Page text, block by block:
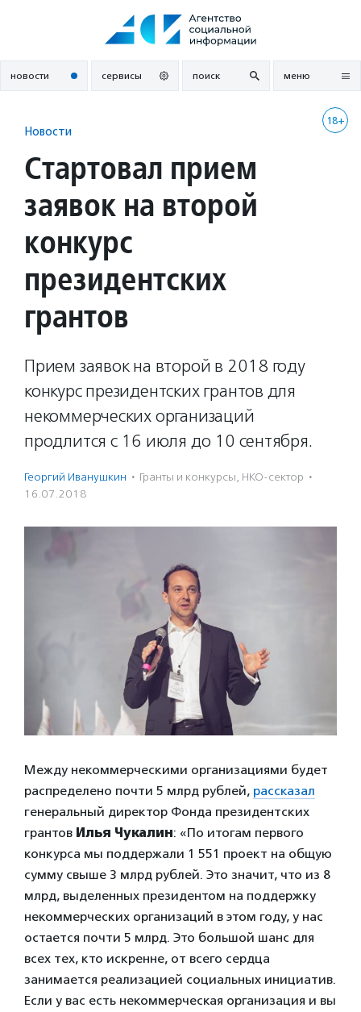
новости сервисы поиск меню
18+
Новости
Стартовал прием
заявок на второй
конкурс
президентских
грантов
Прием заявок на второй в 2018 году
конкурс президентских грантов для
некоммерческих организаций
продлится с 16 июля до 10 сентября.
Георгий Иванушкин · Гранты и конкурсы, НКО-сектор ·
16.07.2018
Между некоммерческими организациями будет
распределено почти 5 млрд рублей, рассказал
генеральный директор Фонда президентских
грантов Илья Чукалин: «По итогам первого
конкурса мы поддержали 1 551 проект на общую
сумму свыше 3 млрд рублей. Это значит, что из 8
млрд, выделенных президентом на поддержку
некоммерческих организаций в этом году, у нас
остается почти 5 млрд. Это большой шанс для
всех тех, кто искренне, от всего сердца
занимается реализацией социальных инициатив.
Если у вас есть некоммерческая организация и вы